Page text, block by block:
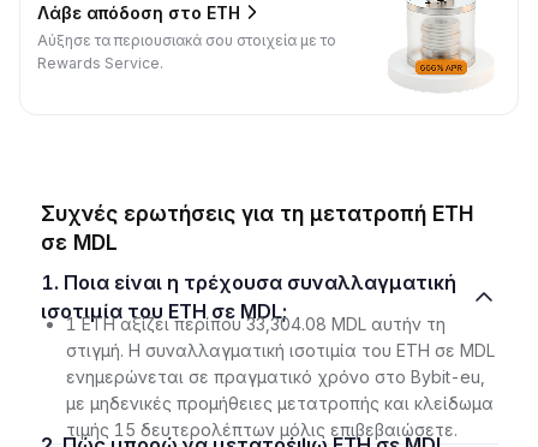
Λάβε απόδοση στο ETH
Αύξησε τα περιουσιακά σου στοιχεία με το
Rewards Service.
Συχνές ερωτήσεις για τη μετατροπή ETH
σε MDL
1. Ποια είναι η τρέχουσα συναλλαγματική
ισοτιμία του ETH σε MDL;
1 ETH αξίζει περίπου 33,304.08 MDL αυτήν τη
στιγμή. Η συναλλαγματική ισοτιμία του ETH σε MDL
ενημερώνεται σε πραγματικό χρόνο στο Bybit-eu,
με μηδενικές προμήθειες μετατροπής και κλείδωμα
τιμής 15 δευτερολέπτων μόλις επιβεβαιώσετε.